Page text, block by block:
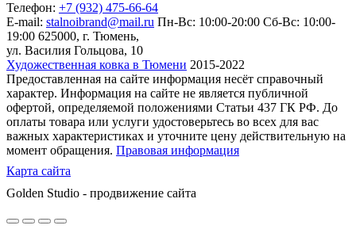
Телефон: +7 (932) 475-66-64
E-mail: stalnoibrand@mail.ru Пн-Вс: 10:00-20:00 Сб-Вс: 10:00-
19:00 625000, г. Тюмень,
ул. Василия Гольцова, 10
Художественная ковка в Тюмени 2015-2022
Предоставленная на сайте информация несёт справочный
характер. Информация на сайте не является публичной
офертой, определяемой положениями Статьи 437 ГК РФ. До
оплаты товара или услуги удостоверьтесь во всех для вас
важных характеристиках и уточните цену действительную на
момент обращения. Правовая информация
Карта сайта
Golden Studio - продвижение сайта